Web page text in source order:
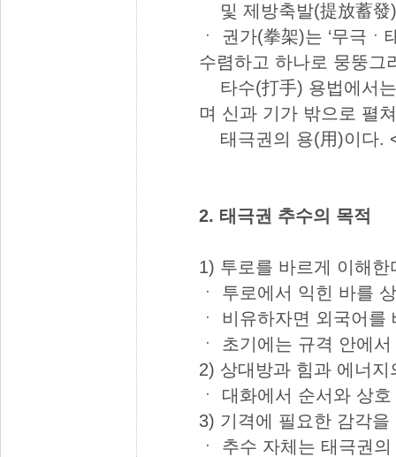
및 제방축발(提放蓄發
ㆍ 권가(拳架)는 ‘무극
수렴하고 하나로 뭉뚱그
타수(打手) 용법에서
며 신과 기가 밖으로 펼
태극권의 용(用)이다.
2. 태극권 추수의 목적
1) 투로를 바르게 이해한
ㆍ 투로에서 익힌 바를
ㆍ 비유하자면 외국어
ㆍ 초기에는 규격 안에
2) 상대방과 힘과 에너
ㆍ 대화에서 순서와 상
3) 기격에 필요한 감각을
ㆍ 추수 자체는 태극권